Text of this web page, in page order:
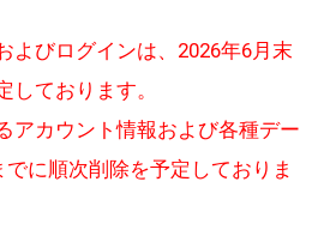
よびログインは、2026年6月末
しております。
アカウント情報および各種デー
に順次削除を予定しておりま